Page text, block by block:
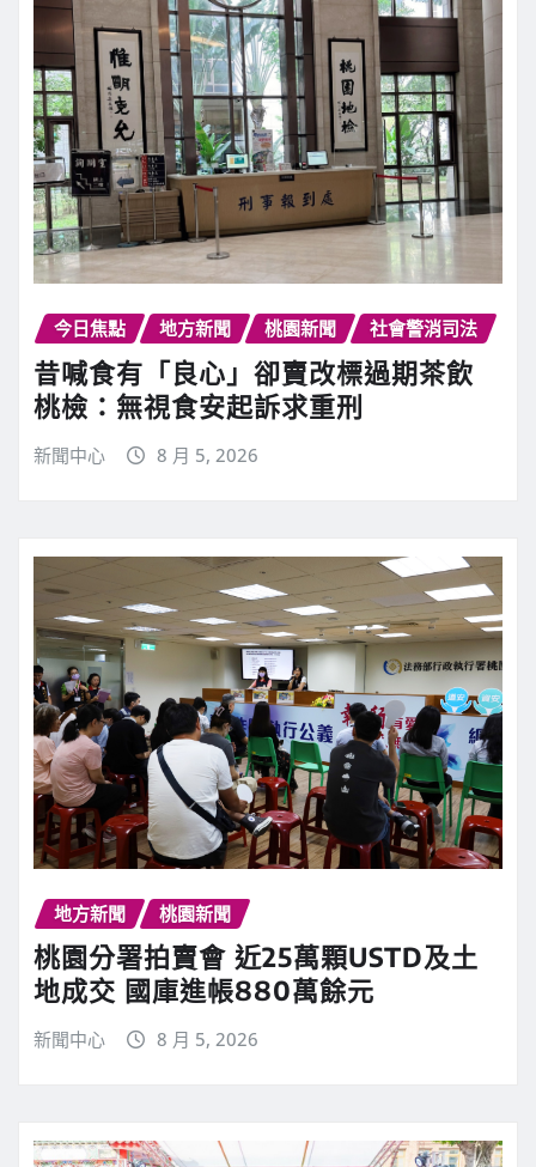
今日焦點 地方新聞 桃園新聞 社會警消司法
昔喊食有「良心」卻賣改標過期茶飲
桃檢：無視食安起訴求重刑
新聞中心 8 月 5, 2026
地方新聞 桃園新聞
桃園分署拍賣會 近25萬顆USTD及土
地成交 國庫進帳880萬餘元
新聞中心 8 月 5, 2026